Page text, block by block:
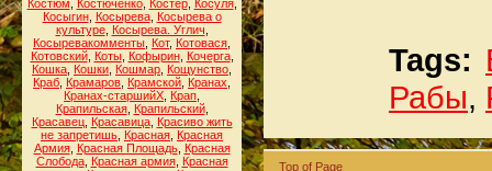
Костюм Костюченко, Костёр, Косуля,
Косыгин, Косырева, Косырева о
культуре, Косырева. Углич
Косыревакомменты Кот, Котовася
Котовский, Коты, Кофырин, Кочерга,
Кошка Кошки Кошмар Кощунство
Краб Крамаров Крамской Кранах
Кранах-старшийХ Крап
Крапильская, Крапильский,
Красавец, Красавица, Красиво жить
не запретишь Красная Красная
Армия, Красная Площадь, Красная
Слобода, Красная армия, Красная
Tags:
Рабы,
Top of Page